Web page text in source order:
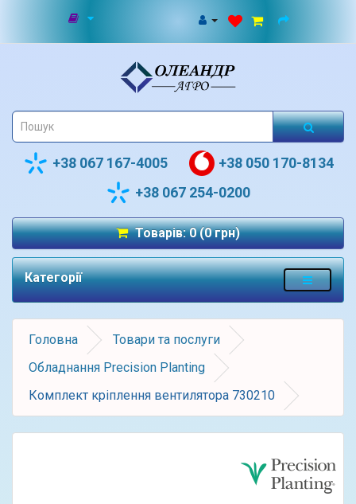
+38 067 167-4005
+38 050 170-8134
+38 067 254-0200
Товарів: 0 (0 грн)
Категорії
Головна
Товари та послуги
Обладнання Precision Planting
Комплект кріплення вентилятора 730210